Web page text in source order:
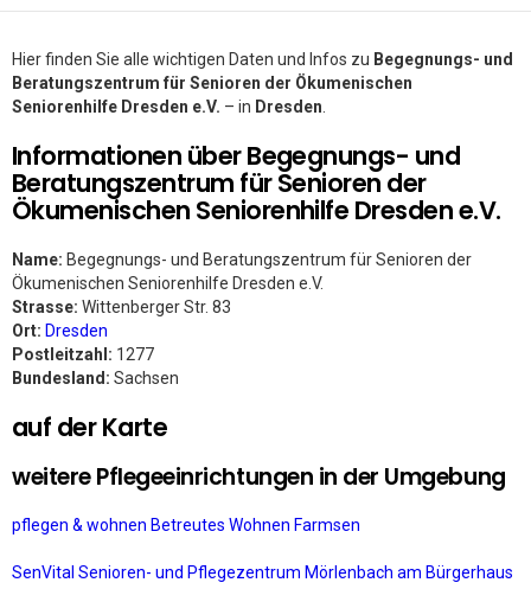
Hier finden Sie alle wichtigen Daten und Infos zu Begegnungs- und
Beratungszentrum für Senioren der Ökumenischen
Seniorenhilfe Dresden e.V. – in Dresden
Informationen über Begegnungs- und
Beratungszentrum für Senioren der
Ökumenischen Seniorenhilfe Dresden e.V.
Name: Begegnungs- und Beratungszentrum für Senioren der
Ökumenischen Seniorenhilfe Dresden e.V.
Strasse: Wittenberger Str. 83
Ort: Dresden
Postleitzahl: 1277
Bundesland: Sachsen
auf der Karte
weitere Pflegeeinrichtungen in der Umgebung
pflegen & wohnen Betreutes Wohnen Farmsen
SenVital Senioren- und Pflegezentrum Mörlenbach am Bürgerhaus